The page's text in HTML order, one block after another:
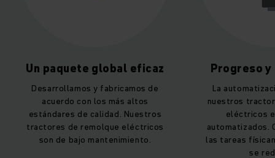
global eficaz
y fabricamos de
con los más altos
de calidad. Nuestros
de remolque eléctricos
de bajo mantenimiento.
Progreso y
La automatización
nuestros tractores de
eléctricos en vehículos
automatizados. Como
las tareas físicamente